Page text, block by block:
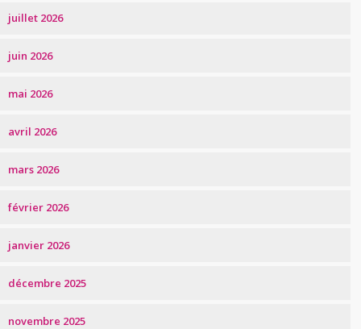
juillet 2026
juin 2026
mai 2026
avril 2026
mars 2026
février 2026
janvier 2026
décembre 2025
novembre 2025